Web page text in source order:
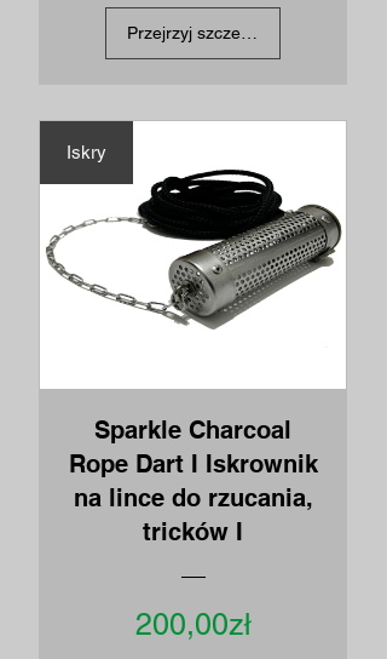
Przejrzyj szczegóły
Iskry
Sparkle Charcoal
Rope Dart I Iskrownik
na lince do rzucania,
tricków I
200,00złCena